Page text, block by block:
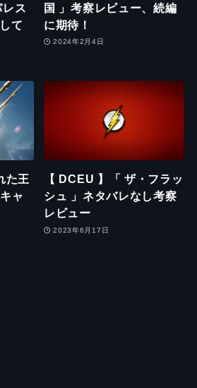
ス
て
国 」考察レビュー、続編
に期待！
2024年2月4日
た王
ャ
【 DCEU 】「 ザ・フラッ
シュ 」ネタバレなし考察
レビュー
2023年6月17日